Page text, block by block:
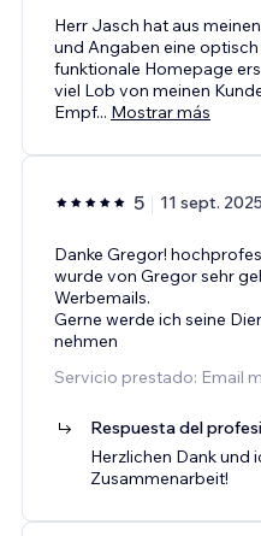
Herr Jasch hat aus
und Angaben eine
funktionale Homepage
viel Lob von meinen
Empf... Mostrar más
5 11 sept. 2025
Danke Gregor!
wurde von Gregor sehr
Werbemails.
Gerne werde ich seine
nehmen
Servicio prestado: Email
Respuesta del
Herzlichen Dank und
Zusammenarbeit!